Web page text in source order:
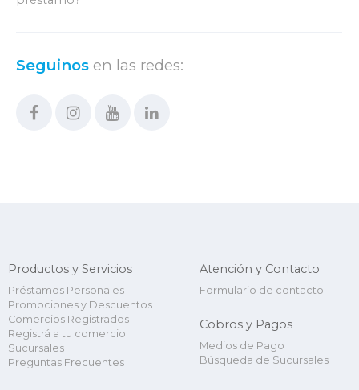
Seguinos en las redes:
Productos y Servicios
Préstamos Personales
Promociones y Descuentos
Comercios Registrados
Registrá a tu comercio
Sucursales
Preguntas Frecuentes
Atención y Contacto
Formulario de contacto
Cobros y Pagos
Medios de Pago
Búsqueda de Sucursales